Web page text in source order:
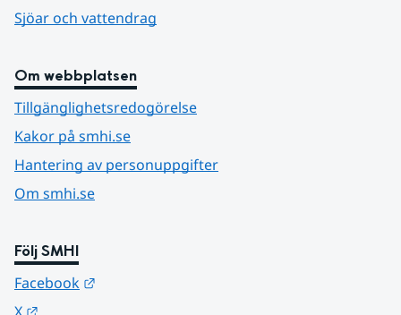
Sjöar och vattendrag
Om webbplatsen
Tillgänglighetsredogörelse
Kakor på smhi.se
Hantering av personuppgifter
Om smhi.se
Följ SMHI
Facebook